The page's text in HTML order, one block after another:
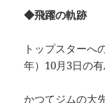
◆飛躍の軌跡
トップスターへ
年）10月3日の
かつてジムの大